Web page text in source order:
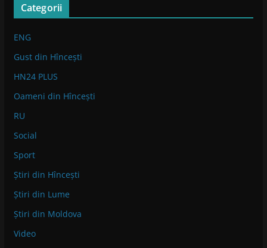
Categorii
ENG
Gust din Hîncești
HN24 PLUS
Oameni din Hîncești
RU
Social
Sport
Știri din Hîncești
Știri din Lume
Știri din Moldova
Video